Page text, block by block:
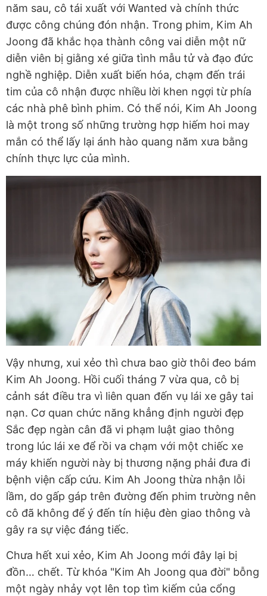
năm sau, cô tái xuất với Wanted và chính thức
được công chúng đón nhận. Trong phim, Kim Ah
Joong đã khắc họa thành công vai diễn một nữ
diễn viên bị giằng xé giữa tình mẫu tử và đạo đức
nghề nghiệp. Diễn xuất biến hóa, chạm đến trái
tim của cô nhận được nhiều lời khen ngợi từ phía
các nhà phê bình phim. Có thể nói, Kim Ah Joong
là một trong số những trường hợp hiếm hoi may
mắn có thể lấy lại ánh hào quang năm xưa bằng
chính thực lực của mình.
Vậy nhưng, xui xẻo thì chưa bao giờ thôi đeo bám
Kim Ah Joong. Hồi cuối tháng 7 vừa qua, cô bị
cảnh sát điều tra vì liên quan đến vụ lái xe gây tai
nạn. Cơ quan chức năng khẳng định người đẹp
Sắc đẹp ngàn cân đã vi phạm luật giao thông
trong lúc lái xe để rồi va chạm với một chiếc xe
máy khiến người này bị thương nặng phải đưa đi
bệnh viện cấp cứu. Kim Ah Joong thừa nhận lỗi
lầm, do gấp gáp trên đường đến phim trường nên
cô đã không để ý đến tín hiệu đèn giao thông và
gây ra sự việc đáng tiếc.
Chưa hết xui xẻo, Kim Ah Joong mới đây lại bị
đồn… chết. Từ khóa "Kim Ah Joong qua đời" bỗng
một ngày nhảy vọt lên top tìm kiếm của cổng